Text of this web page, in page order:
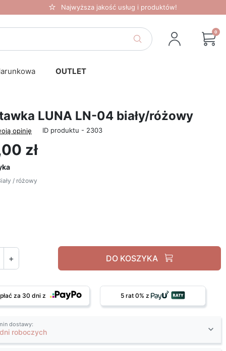
Najwyższa jakość usług i produktów!
0
OUTLET
LUNA LN-04 biały/różowy
opinię ID produktu - 2303
zł
/ różowy
/ różowy
+ DO KOSZYKA
za 30 dni z 5 rat 0% z
dostawy:
roboczych